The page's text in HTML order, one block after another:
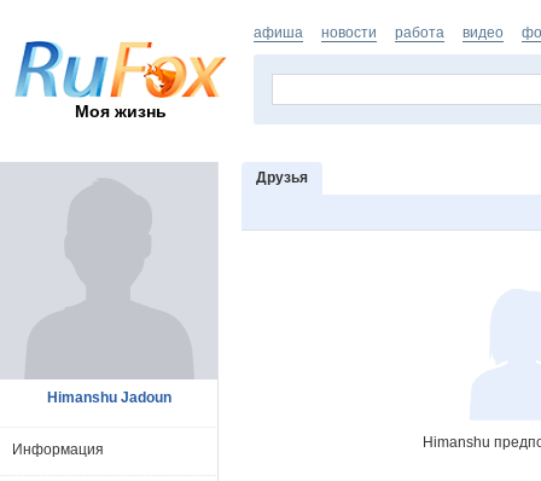
Моя жизнь
афиша новости работа видео
Друзья
Himanshu
Himanshu Jadoun
Информация